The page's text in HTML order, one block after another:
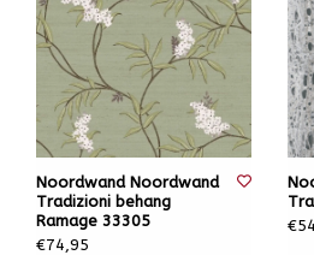
Noordwand Noordwand
Tradizioni behang
Ramage 33305
€74,95